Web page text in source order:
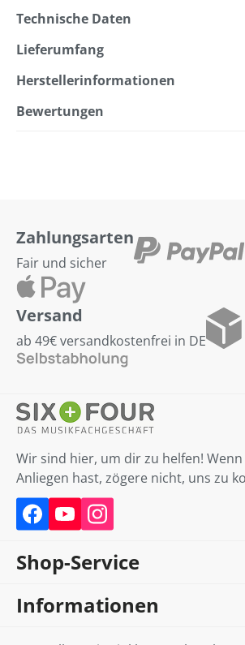
Technische Daten
Lieferumfang
Herstellerinformationen
Bewertungen
Zahlungsarten
Fair und sicher
Versand
ab 49€ versandkostenfrei in DE
Wir sind hier, um dir zu helfen!
Anliegen hast, zögere nicht, uns zu
Shop-Service
Informationen